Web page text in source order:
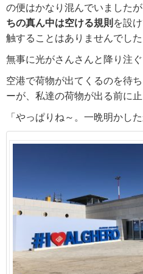
の便はかなり混んでいましたが
ちの真ん中は空ける規則を設
触することはありませんでした
無事に光がさんさんと降り注ぐ
空港で荷物が出てくるのを待
ーが、私達の荷物が出る前に
「やっぱりね～。一晩明かし